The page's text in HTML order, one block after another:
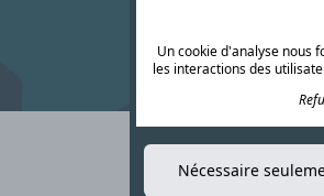
Un cookie d'analyse nous
les interactions des
Nécessaire